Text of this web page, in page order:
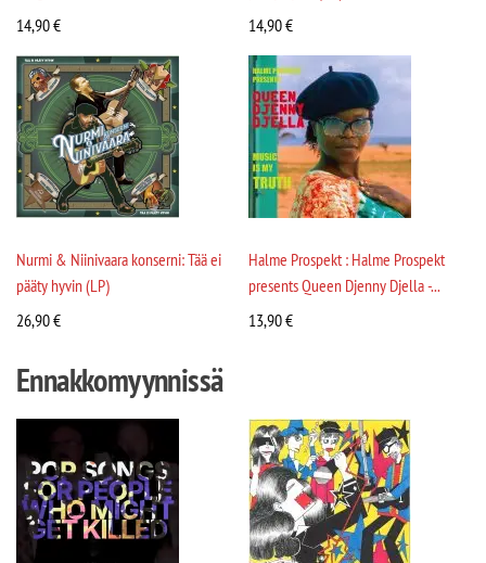
14,90€
14,90€
Nurmi & Niinivaara konserni: Tää ei
pääty hyvin (LP)
26,90€
Halme Prospekt : Halme Prospekt
presents Queen Djenny Djella -...
13,90€
Ennakkomyynnissä